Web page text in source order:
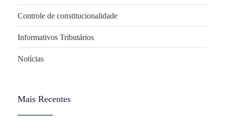
Controle de constitucionalidade
Informativos Tributários
Notícias
Mais Recentes